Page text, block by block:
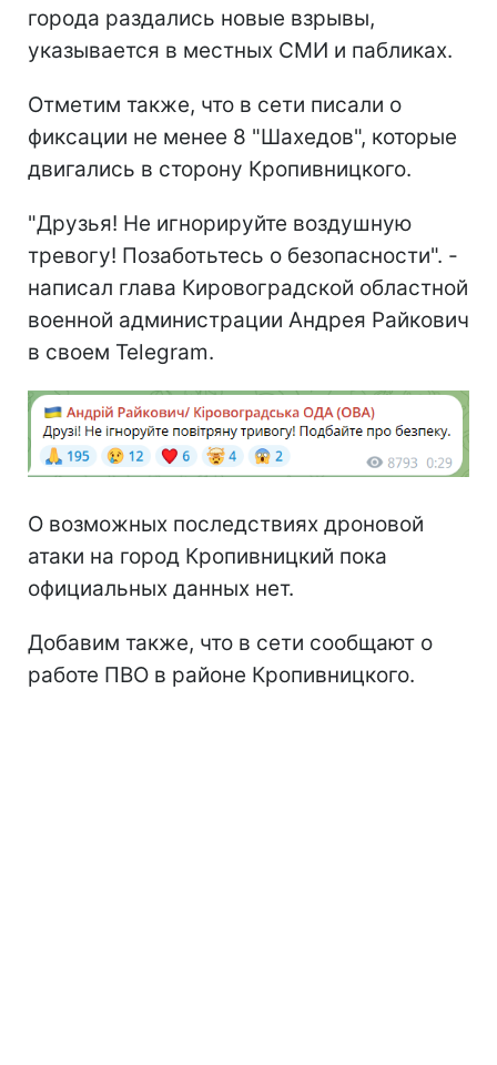
города раздались новые взрывы,
указывается в местных СМИ и пабликах.
Отметим также, что в сети писали о
фиксации не менее 8 "Шахедов", которые
двигались в сторону Кропивницкого.
"Друзья! Не игнорируйте воздушную
тревогу! Позаботьтесь о безопасности". -
написал глава Кировоградской областной
военной администрации Андрея Райкович
в своем Telegram.
О возможных последствиях дроновой
атаки на город Кропивницкий пока
официальных данных нет.
Добавим также, что в сети сообщают о
работе ПВО в районе Кропивницкого.